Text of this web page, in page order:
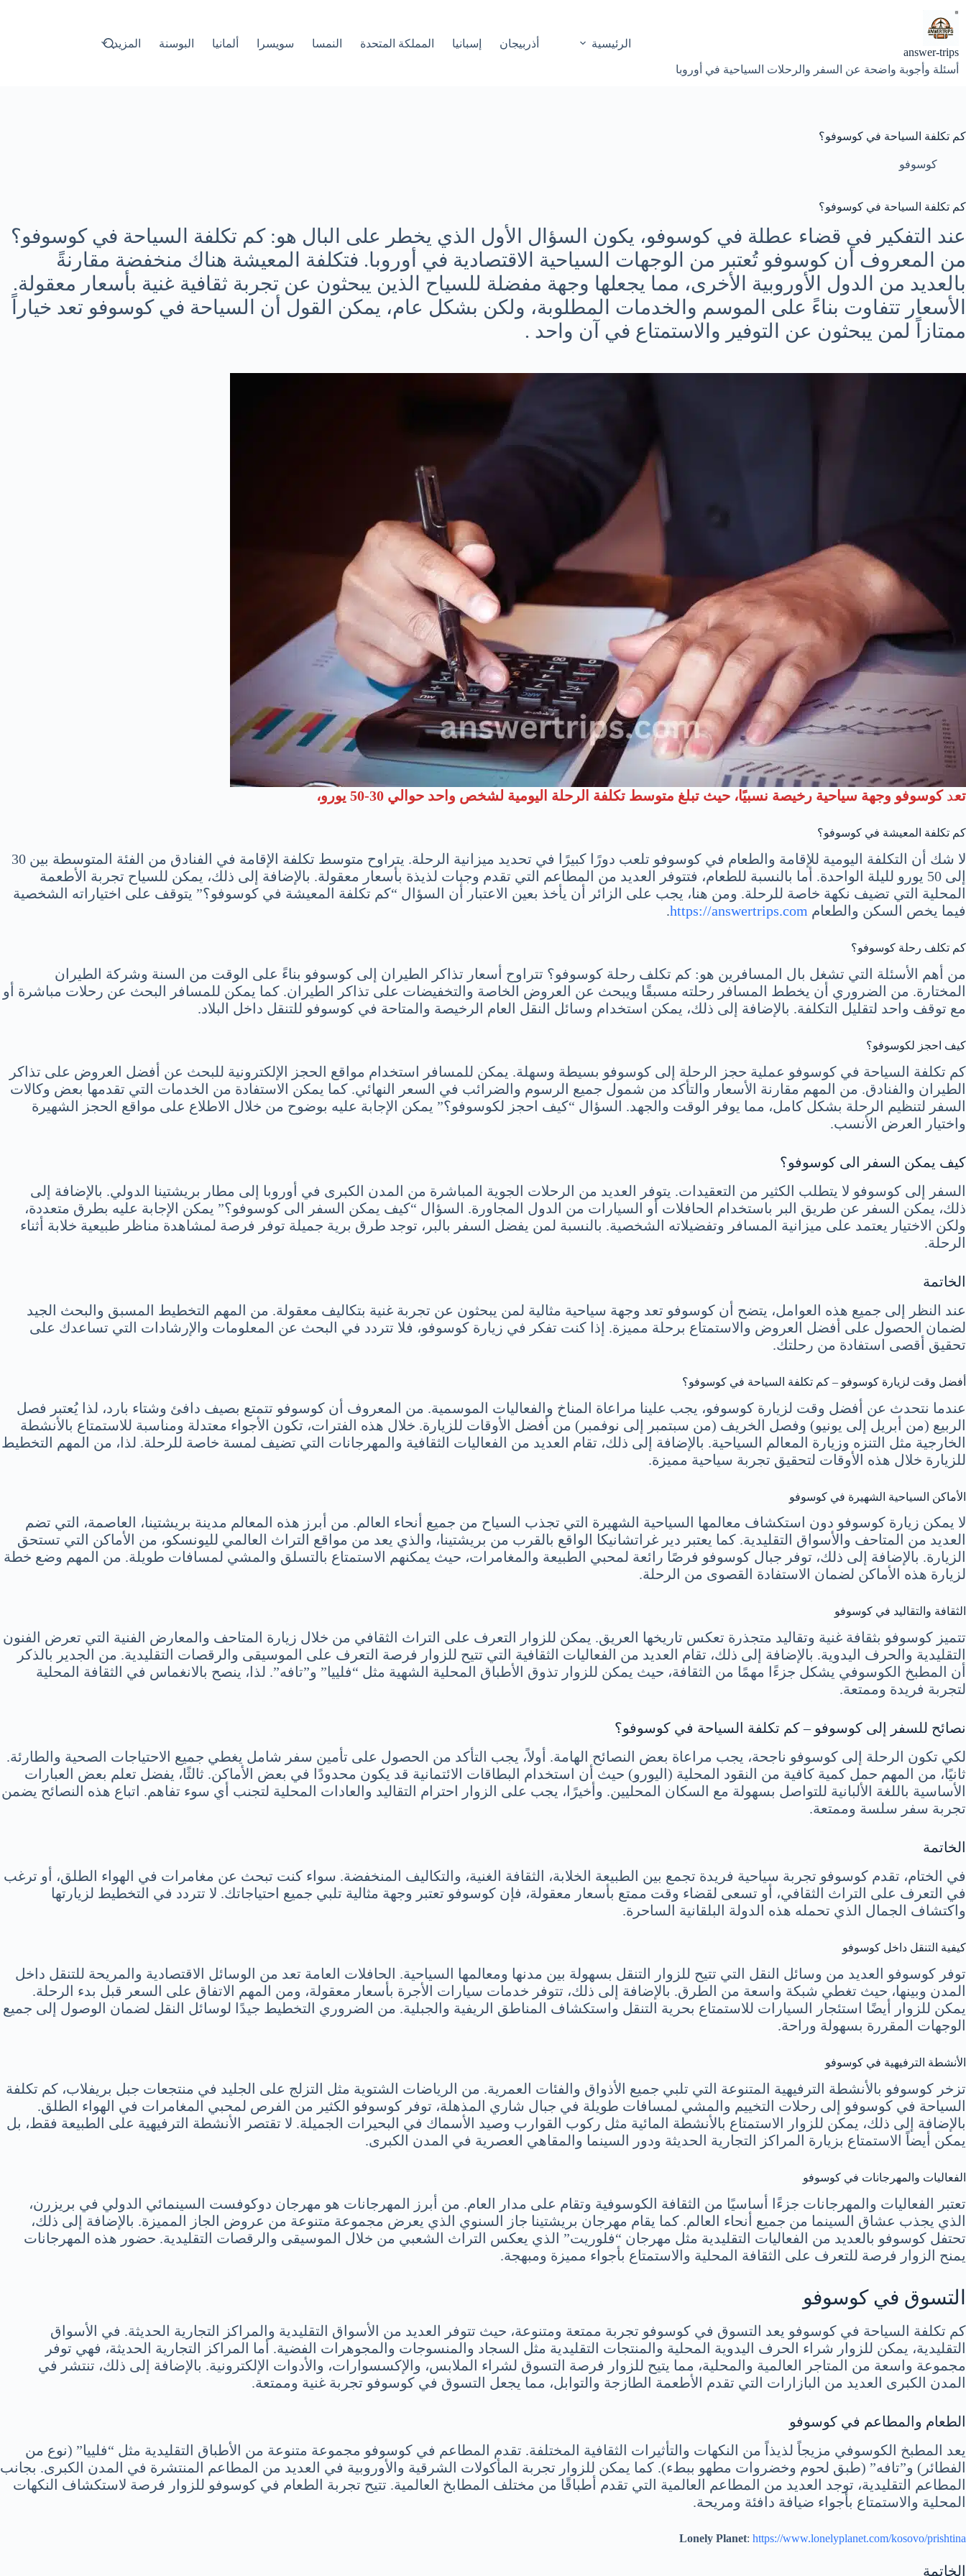
المحتوى
answer-trips
أسئلة وأجوبة واضحة عن السفر والرحلات السياحية في أوروبا
الرئيسية أذربيجان إسبانيا المملكة المتحدة النمسا سويسرا ألمانيا البوسنة المزيد
كم تكلفة السياحة في كوسوفو؟
كوسوفو
كم تكلفة السياحة في كوسوفو؟
عند التفكير في قضاء عطلة في كوسوفو، يكون السؤال الأول الذي يخطر على البال هو: كم تكلفة السياحة في كوسوفو؟
من المعروف أن كوسوفو تُعتبر من الوجهات السياحية الاقتصادية في أوروبا. فتكلفة المعيشة هناك منخفضة مقارنةً
بالعديد من الدول الأوروبية الأخرى، مما يجعلها وجهة مفضلة للسياح الذين يبحثون عن تجربة ثقافية غنية بأسعار معقولة.
الأسعار تتفاوت بناءً على الموسم والخدمات المطلوبة، ولكن بشكل عام، يمكن القول أن السياحة في كوسوفو تعد خياراً
ممتازاً لمن يبحثون عن التوفير والاستمتاع في آن واحد .
تعد كوسوفو وجهة سياحية رخيصة نسبيًا، حيث تبلغ متوسط تكلفة الرحلة اليومية لشخص واحد حوالي 30-50 يورو،
كم تكلفة المعيشة في كوسوفو؟
لا شك أن التكلفة اليومية للإقامة والطعام في كوسوفو تلعب دورًا كبيرًا في تحديد ميزانية الرحلة. يتراوح متوسط تكلفة الإقامة في الفنادق من الفئة المتوسطة بين 30
إلى 50 يورو لليلة الواحدة. أما بالنسبة للطعام، فتتوفر العديد من المطاعم التي تقدم وجبات لذيذة بأسعار معقولة. بالإضافة إلى ذلك، يمكن للسياح تجربة الأطعمة
المحلية التي تضيف نكهة خاصة للرحلة. ومن هنا، يجب على الزائر أن يأخذ بعين الاعتبار أن السؤال “كم تكلفة المعيشة في كوسوفو؟” يتوقف على اختياراته الشخصية
فيما يخص السكن والطعام https://answertrips.com
.
كم تكلف رحلة كوسوفو؟
من أهم الأسئلة التي تشغل بال المسافرين هو: كم تكلف رحلة كوسوفو؟ تتراوح أسعار تذاكر الطيران إلى كوسوفو بناءً على الوقت من السنة وشركة الطيران
المختارة. من الضروري أن يخطط المسافر رحلته مسبقًا ويبحث عن العروض الخاصة والتخفيضات على تذاكر الطيران. كما يمكن للمسافر البحث عن رحلات مباشرة أو
مع توقف واحد لتقليل التكلفة. بالإضافة إلى ذلك، يمكن استخدام وسائل النقل العام الرخيصة والمتاحة في كوسوفو للتنقل داخل البلاد.
كيف احجز لكوسوفو؟
كم تكلفة السياحة في كوسوفو عملية حجز الرحلة إلى كوسوفو بسيطة وسهلة. يمكن للمسافر استخدام مواقع الحجز الإلكترونية للبحث عن أفضل العروض على تذاكر
الطيران والفنادق. من المهم مقارنة الأسعار والتأكد من شمول جميع الرسوم والضرائب في السعر النهائي. كما يمكن الاستفادة من الخدمات التي تقدمها بعض وكالات
السفر لتنظيم الرحلة بشكل كامل، مما يوفر الوقت والجهد. السؤال “كيف احجز لكوسوفو؟” يمكن الإجابة عليه بوضوح من خلال الاطلاع على مواقع الحجز الشهيرة
واختيار العرض الأنسب.
كيف يمكن السفر الى كوسوفو؟
السفر إلى كوسوفو لا يتطلب الكثير من التعقيدات. يتوفر العديد من الرحلات الجوية المباشرة من المدن الكبرى في أوروبا إلى مطار بريشتينا الدولي. بالإضافة إلى
ذلك، يمكن السفر عن طريق البر باستخدام الحافلات أو السيارات من الدول المجاورة. السؤال “كيف يمكن السفر الى كوسوفو؟” يمكن الإجابة عليه بطرق متعددة،
ولكن الاختيار يعتمد على ميزانية المسافر وتفضيلاته الشخصية. بالنسبة لمن يفضل السفر بالبر، توجد طرق برية جميلة توفر فرصة لمشاهدة مناظر طبيعية خلابة أثناء
الرحلة.
الخاتمة
عند النظر إلى جميع هذه العوامل، يتضح أن كوسوفو تعد وجهة سياحية مثالية لمن يبحثون عن تجربة غنية بتكاليف معقولة. من المهم التخطيط المسبق والبحث الجيد
لضمان الحصول على أفضل العروض والاستمتاع برحلة مميزة. إذا كنت تفكر في زيارة كوسوفو، فلا تتردد في البحث عن المعلومات والإرشادات التي تساعدك على
تحقيق أقصى استفادة من رحلتك.
أفضل وقت لزيارة كوسوفو – كم تكلفة السياحة في كوسوفو؟
عندما نتحدث عن أفضل وقت لزيارة كوسوفو، يجب علينا مراعاة المناخ والفعاليات الموسمية. من المعروف أن كوسوفو تتمتع بصيف دافئ وشتاء بارد، لذا يُعتبر فصل
الربيع (من أبريل إلى يونيو) وفصل الخريف (من سبتمبر إلى نوفمبر) من أفضل الأوقات للزيارة. خلال هذه الفترات، تكون الأجواء معتدلة ومناسبة للاستمتاع بالأنشطة
الخارجية مثل التنزه وزيارة المعالم السياحية. بالإضافة إلى ذلك، تقام العديد من الفعاليات الثقافية والمهرجانات التي تضيف لمسة خاصة للرحلة. لذا، من المهم التخطيط
للزيارة خلال هذه الأوقات لتحقيق تجربة سياحية مميزة.
الأماكن السياحية الشهيرة في كوسوفو
لا يمكن زيارة كوسوفو دون استكشاف معالمها السياحية الشهيرة التي تجذب السياح من جميع أنحاء العالم. من أبرز هذه المعالم مدينة بريشتينا، العاصمة، التي تضم
العديد من المتاحف والأسواق التقليدية. كما يعتبر دير غراتشانيكا الواقع بالقرب من بريشتينا، والذي يعد من مواقع التراث العالمي لليونسكو، من الأماكن التي تستحق
الزيارة. بالإضافة إلى ذلك، توفر جبال كوسوفو فرصًا رائعة لمحبي الطبيعة والمغامرات، حيث يمكنهم الاستمتاع بالتسلق والمشي لمسافات طويلة. من المهم وضع خطة
لزيارة هذه الأماكن لضمان الاستفادة القصوى من الرحلة.
الثقافة والتقاليد في كوسوفو
تتميز كوسوفو بثقافة غنية وتقاليد متجذرة تعكس تاريخها العريق. يمكن للزوار التعرف على التراث الثقافي من خلال زيارة المتاحف والمعارض الفنية التي تعرض الفنون
التقليدية والحرف اليدوية. بالإضافة إلى ذلك، تقام العديد من الفعاليات الثقافية التي تتيح للزوار فرصة التعرف على الموسيقى والرقصات التقليدية. من الجدير بالذكر
أن المطبخ الكوسوفي يشكل جزءًا مهمًا من الثقافة، حيث يمكن للزوار تذوق الأطباق المحلية الشهية مثل “فلييا” و”تافه”. لذا، ينصح بالانغماس في الثقافة المحلية
لتجربة فريدة وممتعة.
نصائح للسفر إلى كوسوفو – كم تكلفة السياحة في كوسوفو؟
لكي تكون الرحلة إلى كوسوفو ناجحة، يجب مراعاة بعض النصائح الهامة. أولاً، يجب التأكد من الحصول على تأمين سفر شامل يغطي جميع الاحتياجات الصحية والطارئة.
ثانيًا، من المهم حمل كمية كافية من النقود المحلية (اليورو) حيث أن استخدام البطاقات الائتمانية قد يكون محدودًا في بعض الأماكن. ثالثًا، يفضل تعلم بعض العبارات
الأساسية باللغة الألبانية للتواصل بسهولة مع السكان المحليين. وأخيرًا، يجب على الزوار احترام التقاليد والعادات المحلية لتجنب أي سوء تفاهم. اتباع هذه النصائح يضمن
تجربة سفر سلسة وممتعة.
الخاتمة
في الختام، تقدم كوسوفو تجربة سياحية فريدة تجمع بين الطبيعة الخلابة، الثقافة الغنية، والتكاليف المنخفضة. سواء كنت تبحث عن مغامرات في الهواء الطلق، أو ترغب
في التعرف على التراث الثقافي، أو تسعى لقضاء وقت ممتع بأسعار معقولة، فإن كوسوفو تعتبر وجهة مثالية تلبي جميع احتياجاتك. لا تتردد في التخطيط لزيارتها
واكتشاف الجمال الذي تحمله هذه الدولة البلقانية الساحرة.
كيفية التنقل داخل كوسوفو
توفر كوسوفو العديد من وسائل النقل التي تتيح للزوار التنقل بسهولة بين مدنها ومعالمها السياحية. الحافلات العامة تعد من الوسائل الاقتصادية والمريحة للتنقل داخل
المدن وبينها، حيث تغطي شبكة واسعة من الطرق. بالإضافة إلى ذلك، تتوفر خدمات سيارات الأجرة بأسعار معقولة، ومن المهم الاتفاق على السعر قبل بدء الرحلة.
يمكن للزوار أيضًا استئجار السيارات للاستمتاع بحرية التنقل واستكشاف المناطق الريفية والجبلية. من الضروري التخطيط جيدًا لوسائل النقل لضمان الوصول إلى جميع
الوجهات المقررة بسهولة وراحة.
الأنشطة الترفيهية في كوسوفو
تزخر كوسوفو بالأنشطة الترفيهية المتنوعة التي تلبي جميع الأذواق والفئات العمرية. من الرياضات الشتوية مثل التزلج على الجليد في منتجعات جبل بريفلاب، كم تكلفة
السياحة في كوسوفو إلى رحلات التخييم والمشي لمسافات طويلة في جبال شاري المذهلة، توفر كوسوفو الكثير من الفرص لمحبي المغامرات في الهواء الطلق.
بالإضافة إلى ذلك، يمكن للزوار الاستمتاع بالأنشطة المائية مثل ركوب القوارب وصيد الأسماك في البحيرات الجميلة. لا تقتصر الأنشطة الترفيهية على الطبيعة فقط، بل
يمكن أيضاً الاستمتاع بزيارة المراكز التجارية الحديثة ودور السينما والمقاهي العصرية في المدن الكبرى.
الفعاليات والمهرجانات في كوسوفو
تعتبر الفعاليات والمهرجانات جزءًا أساسيًا من الثقافة الكوسوفية وتقام على مدار العام. من أبرز المهرجانات هو مهرجان دوكوفست السينمائي الدولي في بريزرن،
الذي يجذب عشاق السينما من جميع أنحاء العالم. كما يقام مهرجان بريشتينا جاز السنوي الذي يعرض مجموعة متنوعة من عروض الجاز المميزة. بالإضافة إلى ذلك،
تحتفل كوسوفو بالعديد من الفعاليات التقليدية مثل مهرجان “فلوريت” الذي يعكس التراث الشعبي من خلال الموسيقى والرقصات التقليدية. حضور هذه المهرجانات
يمنح الزوار فرصة للتعرف على الثقافة المحلية والاستمتاع بأجواء مميزة ومبهجة.
التسوق في كوسوفو
كم تكلفة السياحة في كوسوفو يعد التسوق في كوسوفو تجربة ممتعة ومتنوعة، حيث تتوفر العديد من الأسواق التقليدية والمراكز التجارية الحديثة. في الأسواق
التقليدية، يمكن للزوار شراء الحرف اليدوية المحلية والمنتجات التقليدية مثل السجاد والمنسوجات والمجوهرات الفضية. أما المراكز التجارية الحديثة، فهي توفر
مجموعة واسعة من المتاجر العالمية والمحلية، مما يتيح للزوار فرصة التسوق لشراء الملابس، والإكسسوارات، والأدوات الإلكترونية. بالإضافة إلى ذلك، تنتشر في
المدن الكبرى العديد من البازارات التي تقدم الأطعمة الطازجة والتوابل، مما يجعل التسوق في كوسوفو تجربة غنية وممتعة.
الطعام والمطاعم في كوسوفو
يعد المطبخ الكوسوفي مزيجاً لذيذاً من النكهات والتأثيرات الثقافية المختلفة. تقدم المطاعم في كوسوفو مجموعة متنوعة من الأطباق التقليدية مثل “فلييا” (نوع من
الفطائر) و”تافه” (طبق لحوم وخضروات مطهو ببطء). كما يمكن للزوار تجربة المأكولات الشرقية والأوروبية في العديد من المطاعم المنتشرة في المدن الكبرى. بجانب
المطاعم التقليدية، توجد العديد من المطاعم العالمية التي تقدم أطباقًا من مختلف المطابخ العالمية. تتيح تجربة الطعام في كوسوفو للزوار فرصة لاستكشاف النكهات
المحلية والاستمتاع بأجواء ضيافة دافئة ومريحة.
Lonely Planet: https://www.lonelyplanet.com/kosovo/prishtina
الخاتمة